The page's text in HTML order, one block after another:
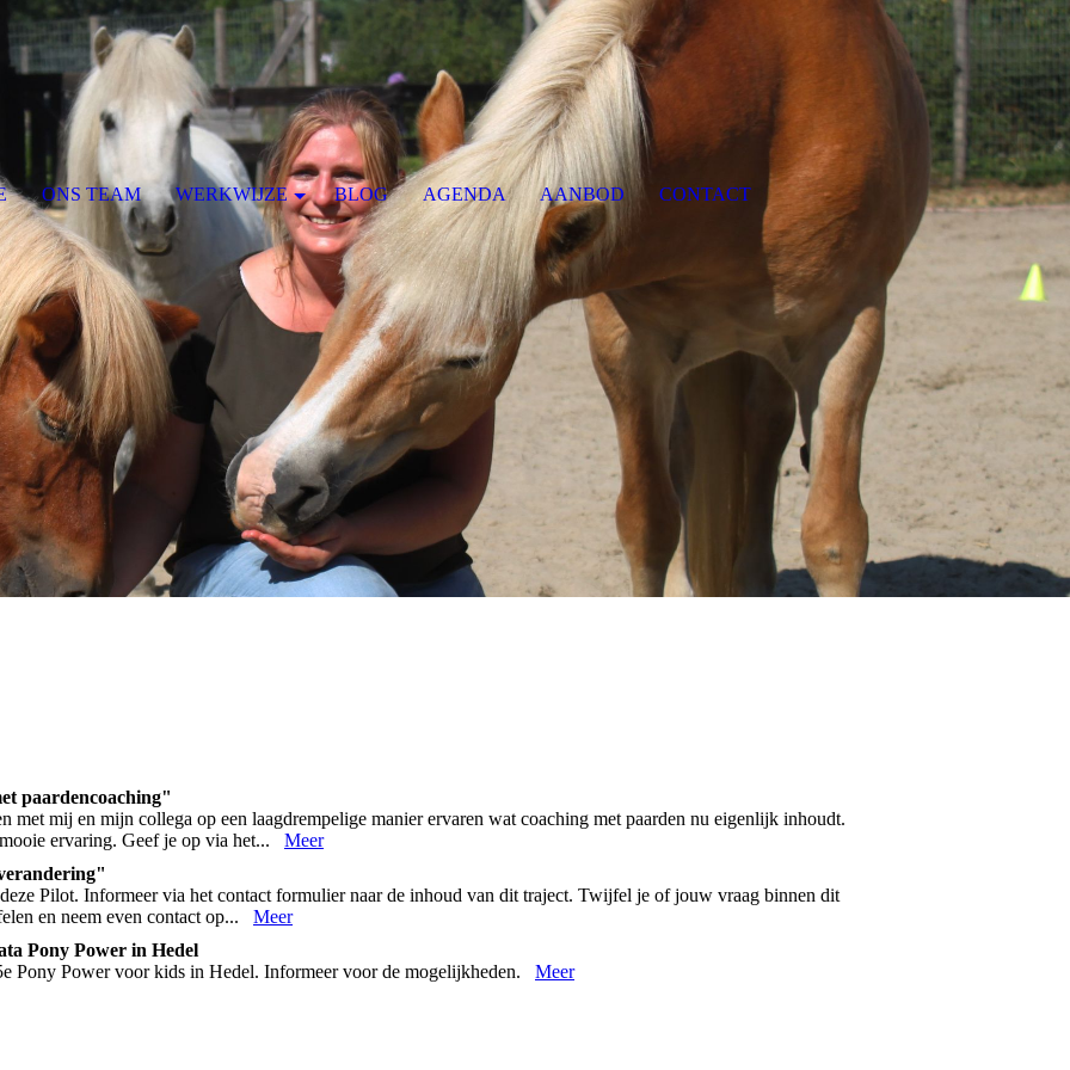
paardencoaching"
met mij en mijn collega op een laagdrempelige manier ervaren wat coaching met paarden nu eigenlijk inhoudt.
ervaring. Geef je op via het... Meer
Pilot. Informeer via het contact formulier naar de inhoud van dit traject. Twijfel je of jouw vraag binnen dit
en neem even contact op... Meer
Pony Power in Hedel
Pony Power voor kids in Hedel. Informeer voor de mogelijkheden. Meer
ONS TEAM WERKWIJZE BLOG AGENDA AANBOD CONTACT